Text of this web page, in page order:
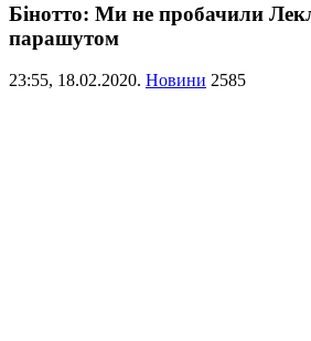
Бінотто: Ми не пробачили
парашутом
23:55, 18.02.2020. Новини 2585